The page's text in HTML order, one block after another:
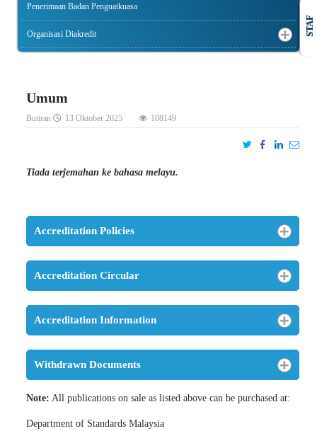
Penerimaan Badan Penguatkuasa
Organisasi Diakredit
Umum
Butiran 13 Oktober 2025 108149
Tiada terjemahan ke bahasa melayu.
Accreditation Policies
Accreditation Circular
Accreditation Information
Withdrawn Documents
Note: All publications on sale as listed above can be purchased at:
Department of Standards Malaysia
STAF